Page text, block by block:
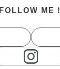
FOLLOW ME！